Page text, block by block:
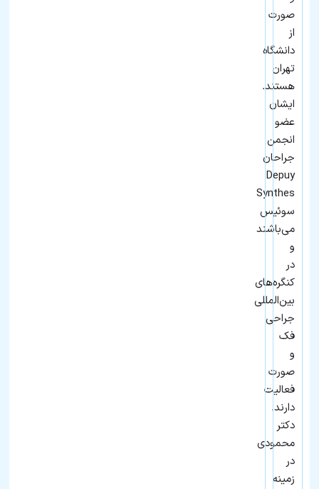
صورت
از
دانشگاه
تهران
هستند.
ایشان
عضو
انجمن
جراحان
Depuy
Synthes
سوئیس
می‌باشند
و
در
کنگره‌های
بین‌المللی
جراحی
فک
و
صورت
فعالیت
دارند.
دکتر
محمودی
در
زمینه